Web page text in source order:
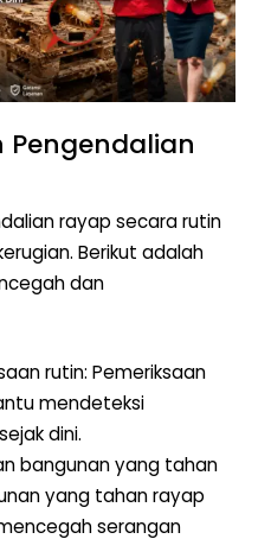
Pengendalian
rayap secara rutin
Berikut adalah
dan
rutin: Pemeriksaan
mendeteksi
dini.
bangunan yang tahan
yang tahan rayap
serangan